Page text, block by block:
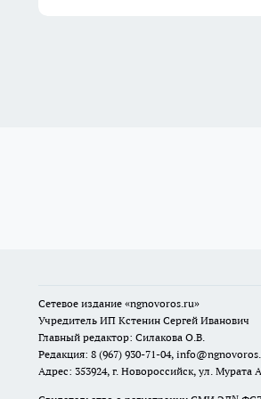
Сетевое издание «ngnovoros.ru»
Учредитель ИП Кстенин Сергей Иванович
Главный редактор: Силакова О.В.
Редакция: 8 (967) 930-71-04,
Адрес: 353924, г. Новороссийск, ул. Мурата